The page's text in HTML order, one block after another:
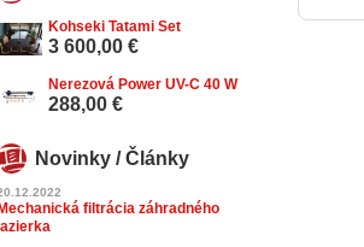
Kohseki Tatami Set
3 600,00 €
Nerezová Power UV-C 40 W
288,00 €
Novinky / Články
Mechanická filtrácia záhradného